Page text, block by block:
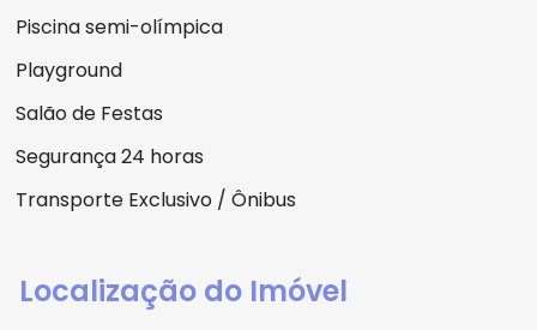
Piscina semi-olímpica
Playground
Salão de Festas
Segurança 24 horas
Transporte Exclusivo / Ônibus
Localização do Imóvel